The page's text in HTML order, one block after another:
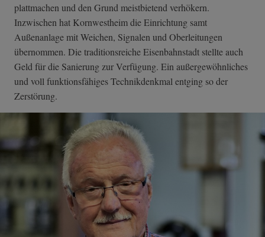
plattmachen und den Grund meistbietend verhökern.
Inzwischen hat Kornwestheim die Einrichtung samt
Außenanlage mit Weichen, Signalen und Oberleitungen
übernommen. Die traditionsreiche Eisenbahnstadt stellte auch
Geld für die Sanierung zur Verfügung. Ein außergewöhnliches
und voll funktionsfähiges Technikdenkmal entging so der
Zerstörung.